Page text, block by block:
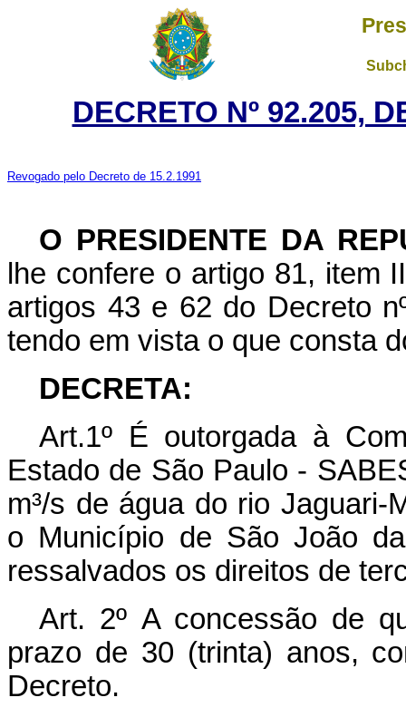
DECRETO Nº 92.205,
Revogado pelo Decreto de 15.2.1991
O PRESIDENTE DA
lhe confere o artigo 81, item
artigos 43 e 62 do Decreto
tendo em vista o que consta
DECRETA:
Art.1º É outorgada à
Estado de São Paulo -
m³/s de água do rio Jaguari-
o Município de São João
ressalvados os direitos de
Art. 2º A concessão de
prazo de 30 (trinta) anos,
Decreto.